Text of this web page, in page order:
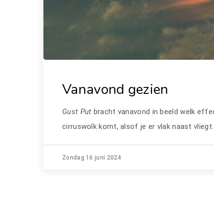
Vanavond gezien
Gust Put bracht vanavond in beeld welk
cirruswolk komt, alsof je er vlak naast vliegt.
Zondag 16 juni 2024